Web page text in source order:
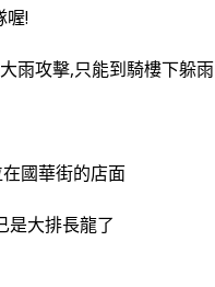
雨攻擊,只能到騎樓下躲雨
國華街的店面
是大排長龍了